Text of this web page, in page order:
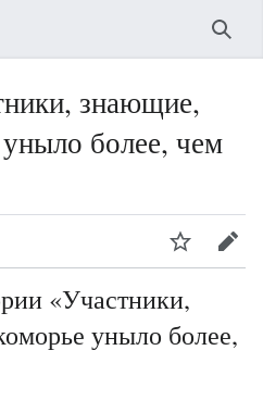
знающие,
более, чем
«Участники,
уныло более,